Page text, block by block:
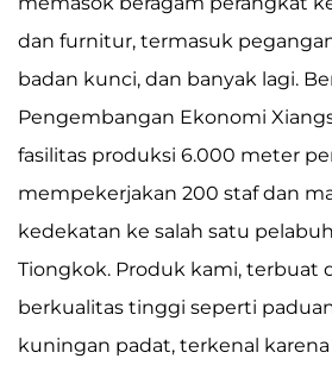
dan furnitur, termasuk
badan kunci, dan banyak lagi.
Pengembangan Ekonomi
fasilitas produksi 6.000 meter
mempekerjakan 200 staf dan
kedekatan ke salah satu
Tiongkok. Produk kami, terbuat
berkualitas tinggi seperti
kuningan padat, terkenal